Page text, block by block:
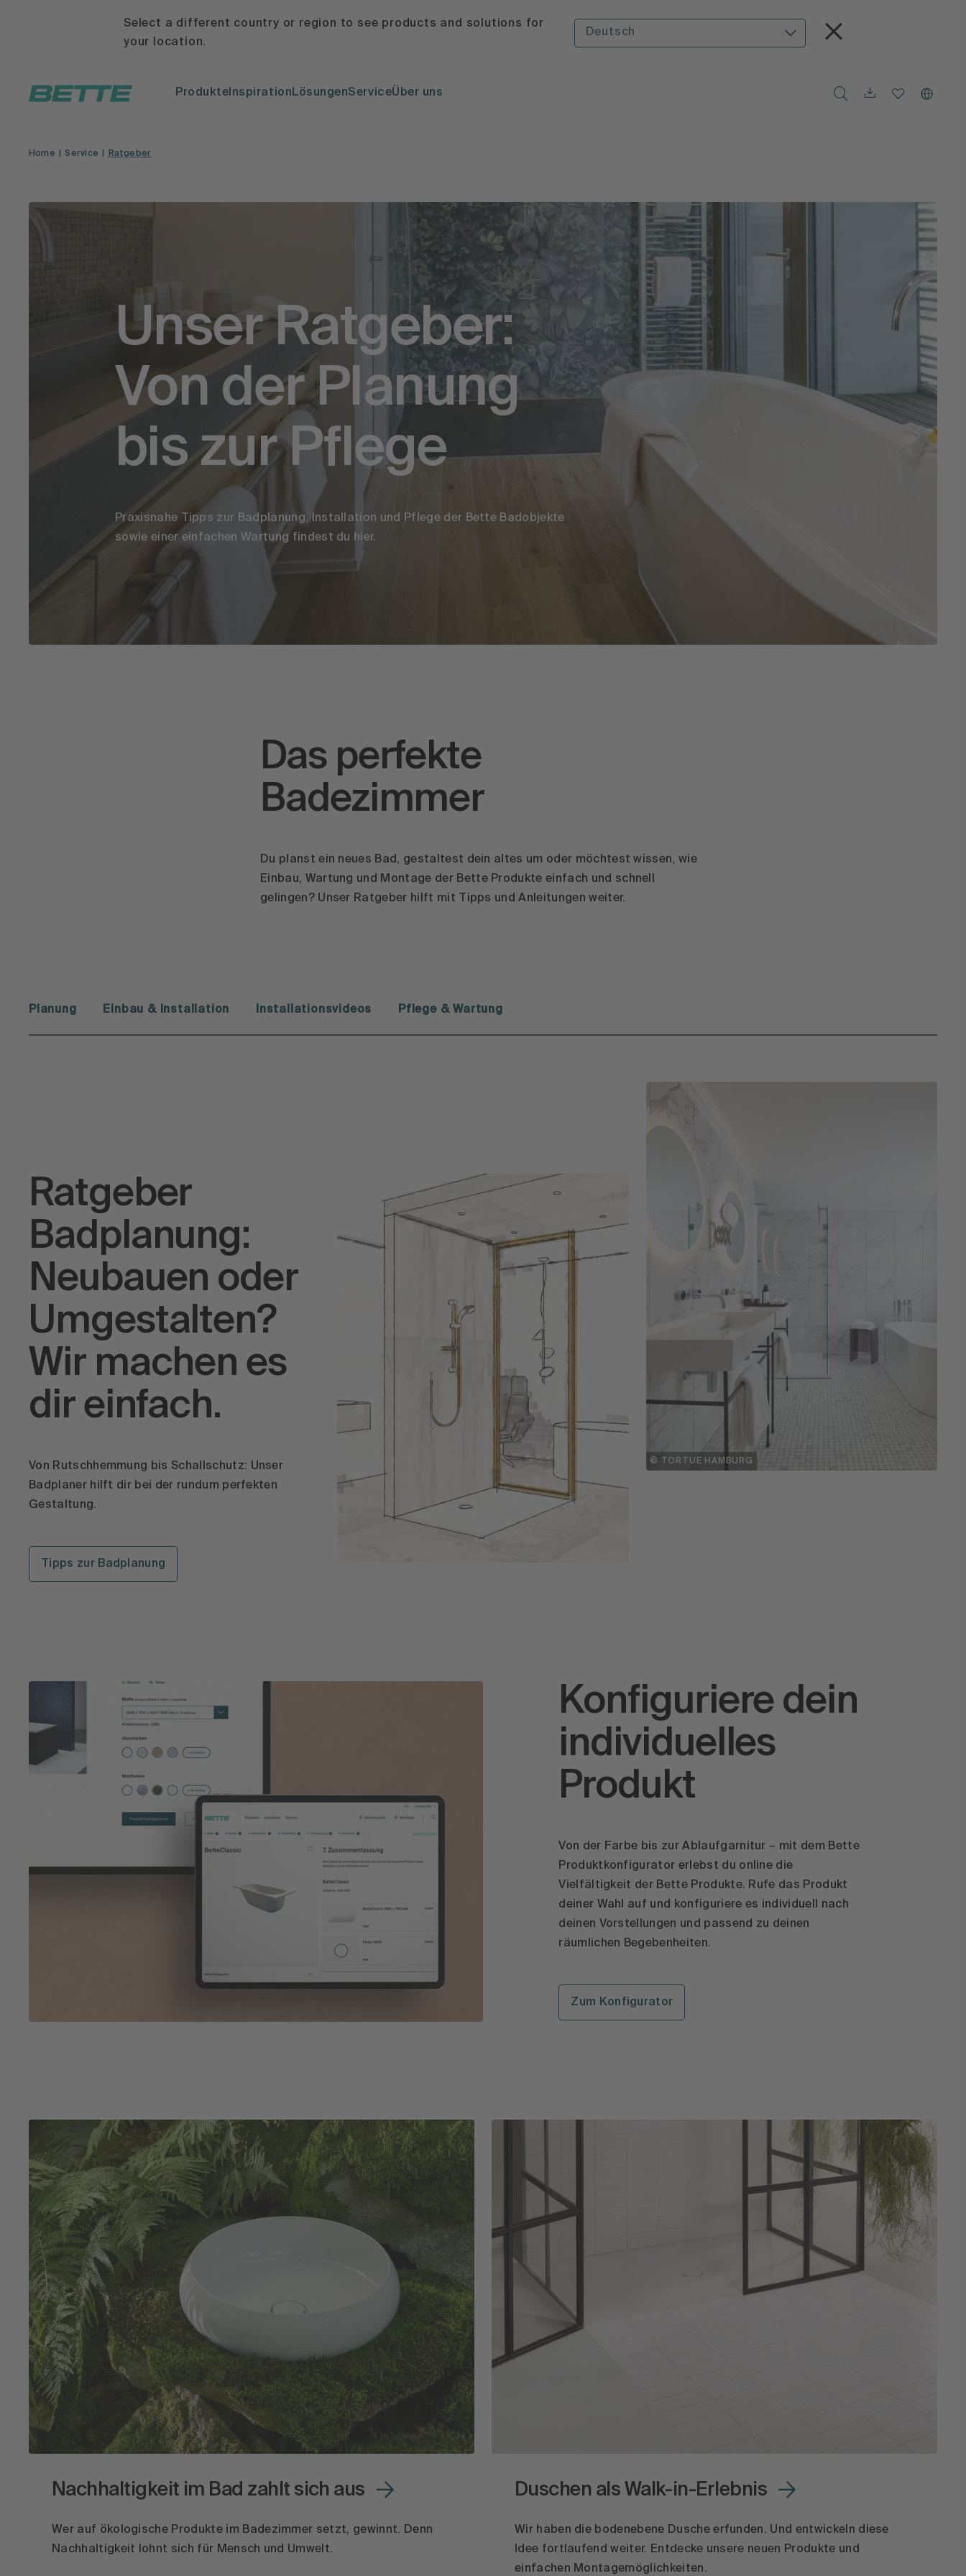
Select a different country or region to see products and solutions for
your location.
Deutsch
ProdukteInspirationLösungenServiceÜber uns
Home Service Ratgeber
Unser Ratgeber:
Von der Planung
bis zur Pflege
Praxisnahe Tipps zur Badplanung, Installation und Pflege der Bette Badobjekte
sowie einer einfachen Wartung findest du hier.
Das perfekte
Badezimmer
Du planst ein neues Bad, gestaltest dein altes um oder möchtest wissen, wie
Einbau, Wartung und Montage der Bette Produkte einfach und schnell
gelingen? Unser Ratgeber hilft mit Tipps und Anleitungen weiter.
Planung Einbau & Installation Installationsvideos Pflege & Wartung
Ratgeber
Badplanung:
Neubauen oder
Umgestalten?
Wir machen es
dir einfach.
Von Rutschhemmung bis Schallschutz: Unser
Badplaner hilft dir bei der rundum perfekten
Gestaltung.
Tipps zur Badplanung
© TORTUE HAMBURG
Konfiguriere dein
individuelles
Produkt
Von der Farbe bis zur Ablaufgarnitur – mit dem Bette
Produktkonfigurator erlebst du online die
Vielfältigkeit der Bette Produkte. Rufe das Produkt
deiner Wahl auf und konfiguriere es individuell nach
deinen Vorstellungen und passend zu deinen
räumlichen Begebenheiten.
Zum Konfigurator
Nachhaltigkeit im Bad zahlt sich aus
Wer auf ökologische Produkte im Badezimmer setzt, gewinnt. Denn
Nachhaltigkeit lohnt sich für Mensch und Umwelt.
Duschen als Walk-in-Erlebnis
Wir haben die bodenebene Dusche erfunden. Und entwickeln diese
Idee fortlaufend weiter. Entdecke unsere neuen Produkte und
einfachen Montagemöglichkeiten.